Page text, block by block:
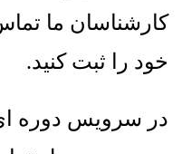
کارشناسان ما
خود را ثبت کنید.
در سرویس دوره ای